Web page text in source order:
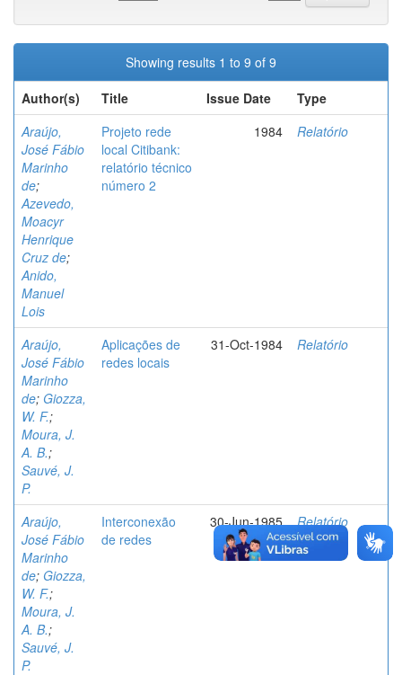
Showing results 1 to 9 of 9
Author(s)
Title Issue Date
Type
Araújo,
José Fábio
Marinho
de;
Azevedo,
Moacyr
Henrique
Cruz de;
Anido,
Manuel
Lois
Projeto rede
local Citibank:
relatório técnico
número 2
1984 Relatório
Araújo,
José Fábio
Marinho
de; Giozza,
W. F.;
Moura, J.
A. B.;
Sauvé, J.
P.
Aplicações de
redes locais
31-Oct-1984 Relatório
Araújo,
José Fábio
Marinho
de; Giozza,
W. F.;
Moura, J.
A. B.;
Sauvé, J.
P.
Interconexão
de redes
30-Jun-1985 Relatório